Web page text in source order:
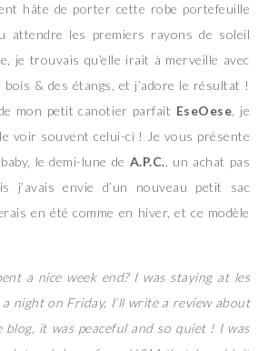
hâte de porter cette robe portefeuille
attendre les premiers rayons de soleil
je trouvais qu’elle irait à merveille avec
& des étangs, et j’adore le résultat !
mon petit canotier parfait EseOese , je
voir souvent celui-ci ! Je vous présente
le demi-lune de A.P.C. , un achat pas
j’avais envie d’un nouveau petit sac
en été comme en hiver, et ce modèle
a nice week end? I was staying at les
night on Friday, I’ll write a review about
blog, it was peaceful and so quiet ! I was